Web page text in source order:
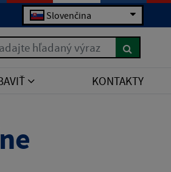
Slovenčina
hľadaný výraz
KONTAKTY